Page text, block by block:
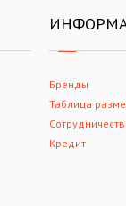
Бренды
Таблица
Кредит